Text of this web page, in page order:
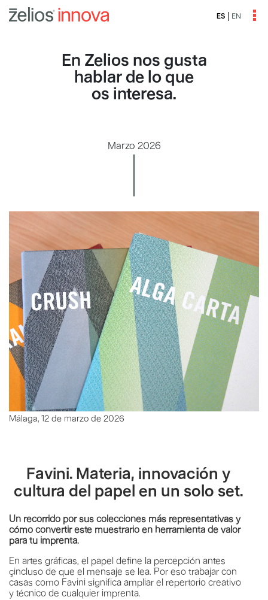
ES EN
En Zelios nos gusta
hablar de lo que
os interesa.
Marzo 2026
Málaga, 12 de marzo de 2026
Favini. Materia, innovación y
cultura del papel en un solo set.
Un recorrido por sus colecciones más representativas y
cómo convertir este muestrario en herramienta de valor
para tu imprenta.
En artes gráficas, el papel define la percepción antes
çincluso de que el mensaje se lea. Por eso trabajar con
casas como Favini significa ampliar el repertorio creativo
y técnico de cualquier imprenta.